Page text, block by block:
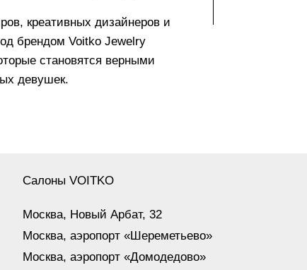
креативных дизайнеров и
брендом Voitko Jewelry
становятся верными
девушек.
Салоны VOITKO
Москва, Новый Арбат, 32
Москва, аэропорт «Шереметьево»
Москва, аэропорт «Домодедово»